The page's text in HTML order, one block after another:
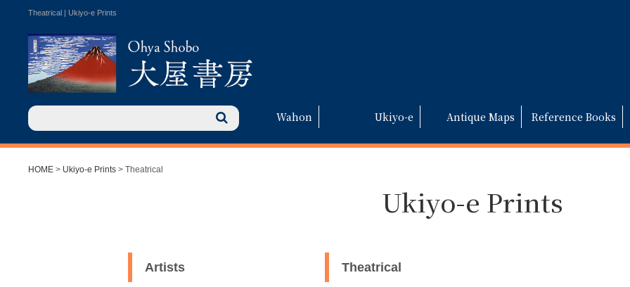
Theatrical | Ukiyo-e Prints
Wahon Ukiyo-e Antique Maps Reference Books
HOME > Ukiyo-e Prints > Theatrical
Ukiyo-e Prints
Theatrical
Artists